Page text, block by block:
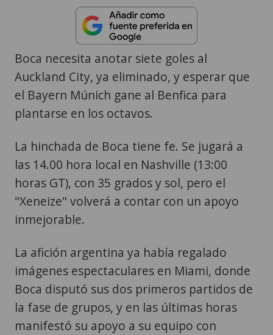
Boca necesita anotar siete goles al
Auckland City, ya eliminado, y esperar que
el Bayern Múnich gane al Benfica para
plantarse en los octavos.
La hinchada de Boca tiene fe. Se jugará a
las 14.00 hora local en Nashville (13:00
horas GT), con 35 grados y sol, pero el
"Xeneize" volverá a contar con un apoyo
inmejorable.
La afición argentina ya había regalado
imágenes espectaculares en Miami, donde
Boca disputó sus dos primeros partidos de
la fase de grupos, y en las últimas horas
manifestó su apoyo a su equipo con